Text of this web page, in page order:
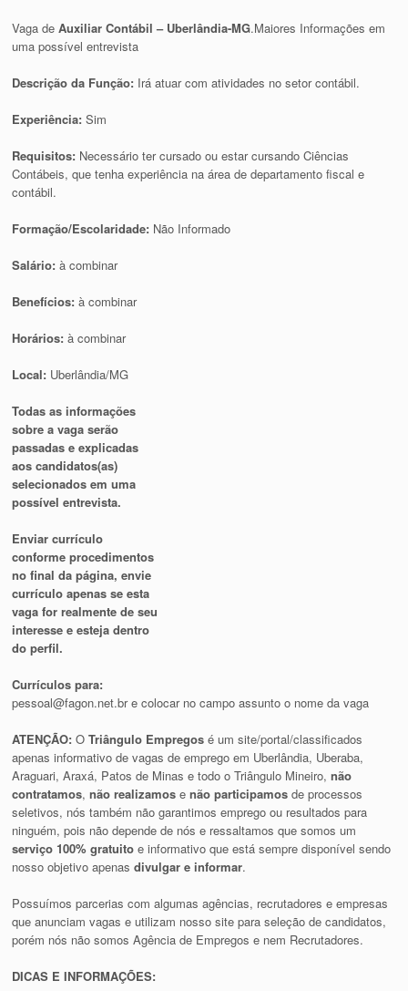
Vaga deAuxiliar Contábil – Uberlândia-MG.Maiores Informações em
uma possível entrevista
Descrição da Função: Irá atuar com atividades no setor contábil.
Experiência:Sim
Requisitos: Necessário ter cursado ou estar cursando Ciências
Contábeis, que tenha experiência na área de departamento fiscal e
contábil.
Formação/Escolaridade: Não Informado
Salário:à combinar
Benefícios:à combinar
Horários:à combinar
Local: Uberlândia/MG
Todas as informações
sobre a vaga serão
passadas e explicadas
aos candidatos(as)
selecionados em uma
possível entrevista.
Enviar currículo
conforme procedimentos
no final da página, envie
currículo apenas se esta
vaga for realmente de seu
interesse e esteja dentro
do perfil.
Currículos para:
pessoal@fagon.net.bre colocar no campo assunto o nome da vaga
ATENÇÃO: OTriângulo Empregos é um site/portal/classificados
apenas informativo de vagas de emprego em Uberlândia, Uberaba,
Araguari, Araxá, Patos de Minas e todo o Triângulo Mineiro,não
contratamos,não realizamos enão participamos de processos
seletivos, nós também não garantimos emprego ou resultados para
ninguém, pois não depende de nós e ressaltamos que somos um
serviço 100% gratuito e informativo que está sempre disponível sendo
nosso objetivo apenasdivulgar e informar.
Possuímos parcerias com algumas agências, recrutadores e empresas
que anunciam vagas e utilizam nosso site para seleção de candidatos,
porém nós não somos Agência de Empregos e nem Recrutadores.
DICAS E INFORMAÇÕES: